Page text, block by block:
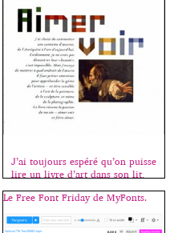
J’ai toujours espéré qu’on puisse
lire un livre d’art dans son lit,
d’où le format choisi pour celui-
ci, suffisamment petit pour qu’il
soit maniable comme un roman
et suffisamment grand pour qu’il
Le Free Font Friday de MyFonts.